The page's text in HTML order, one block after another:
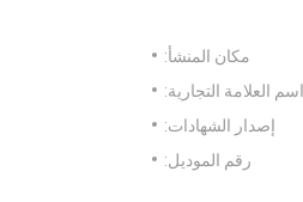
مكان المنشأ:
اسم العلامة التجارية:
إصدار الشهادات:
رقم الموديل: